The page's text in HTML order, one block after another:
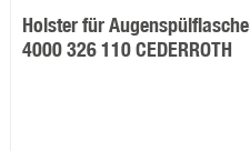
Holster für Augenspülflasche
4000 326 110 CEDERROTH